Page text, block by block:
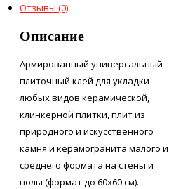
Отзывы (0)
Описание
Армированный универсальный
плиточный клей для укладки
любых видов керамической,
клинкерной плитки, плит из
природного и искусственного
камня и керамогранита малого и
среднего формата на стены и
полы (формат до 60х60 см).